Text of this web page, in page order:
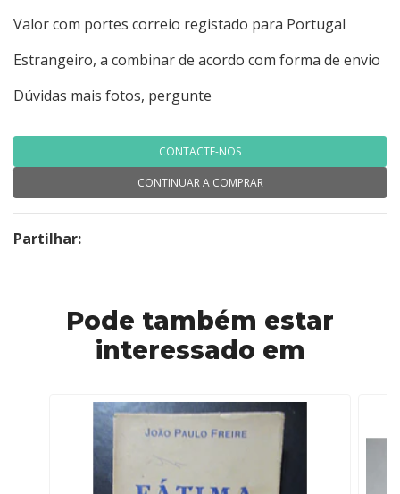
Valor com portes correio registado para Portugal
Estrangeiro, a combinar de acordo com forma de envio
Dúvidas mais fotos, pergunte
CONTACTE-NOS
CONTINUAR A COMPRAR
Partilhar:
Pode também estar
interessado em